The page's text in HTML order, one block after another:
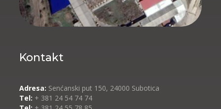
Kontakt
Adresa: Senćanski put 150, 24000 Subotica
Tel: + 381 24 54 74 74